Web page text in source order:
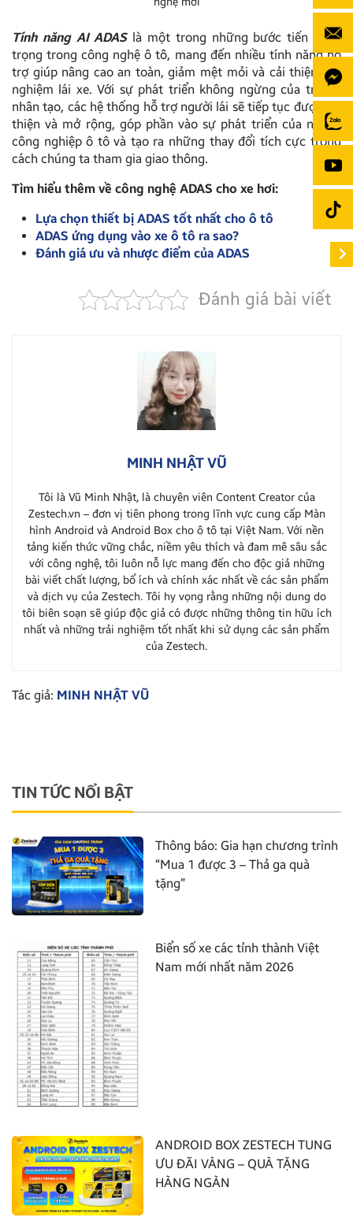
Tính năng AI ADASlà một trong những bước tiến quan
trọng trong công nghệ ô tô, mang đến nhiều tính năng hỗ
trợ giúp nâng cao an toàn, giảm mệt mỏi và cải thiện trải
nghiệm lái xe. Với sự phát triển không ngừng của trí tuệ
nhân tạo, các hệ thống hỗ trợ người lái sẽ tiếp tục được cải
thiện và mở rộng, góp phần vào sự phát triển của ngành
công nghiệp ô tô và tạo ra những thay đổi tích cực trong
cách chúng ta tham gia giao thông.
Tìm hiểu thêm về công nghệ ADAS cho xe hơi:
Lựa chọn thiết bị ADAS tốt nhất cho ô tô
ADAS ứng dụng vào xe ô tô ra sao?
Đánh giá ưu và nhược điểm của ADAS
Đánh giá bài viết
MINH NHẬT VŨ
Tôi là Vũ Minh Nhật, là chuyên viên Content Creator của
Zestech.vn – đơn vị tiên phong trong lĩnh vực cung cấp Màn
hình Android và Android Box cho ô tô tại Việt Nam. Với nền
tảng kiến thức vững chắc, niềm yêu thích và đam mê sâu sắc
với công nghệ, tôi luôn nỗ lực mang đến cho độc giả những
bài viết chất lượng, bổ ích và chính xác nhất về các sản phẩm
và dịch vụ của Zestech. Tôi hy vọng rằng những nội dung do
tôi biên soạn sẽ giúp độc giả có được những thông tin hữu ích
nhất và những trải nghiệm tốt nhất khi sử dụng các sản phẩm
của Zestech.
Tác giả: MINH NHẬT VŨ
TIN TỨC NỔI BẬT
Thông báo: Gia hạn chương trình
“Mua 1 được 3 – Thả ga quà
tặng”
Biển số xe các tỉnh thành Việt
Nam mới nhất năm 2026
ANDROID BOX ZESTECH TUNG
ƯU ĐÃI VÀNG – QUÀ TẶNG
HÀNG NGÀN